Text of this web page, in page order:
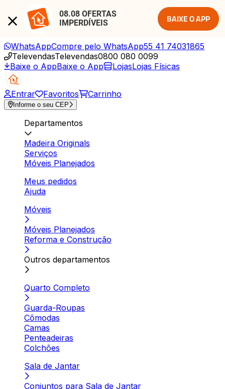
08.08 OFERTAS
IMPERDÍVEIS
BAIXE O APP
WhatsAppCompre pelo WhatsApp55 41 74031865
TelevendasTelevendas0800 080 0099
Baixe o AppBaixe o App LojasLojas Físicas
Entrar Favoritos Carrinho
Informe o seu CEP
Departamentos
Madeira Originals
Serviços
Móveis Planejados
Meus pedidos
Ajuda
Móveis
Móveis Planejados
Reforma e Construção
Outros departamentos
Quarto Completo
Guarda-Roupas
Cômodas
Camas
Penteadeiras
Colchões
Sala de Jantar
Conjuntos para Sala de Jantar